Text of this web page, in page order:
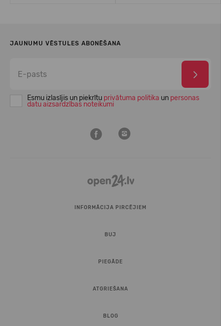
JAUNUMU VĒSTULES ABONĒŠANA
Esmu izlasījis un piekrītu privātuma politika un personas
datu aizsardzības noteikumi
INFORMĀCIJA PIRCĒJIEM
BUJ
PIEGĀDE
ATGRIEŠANA
BLOG